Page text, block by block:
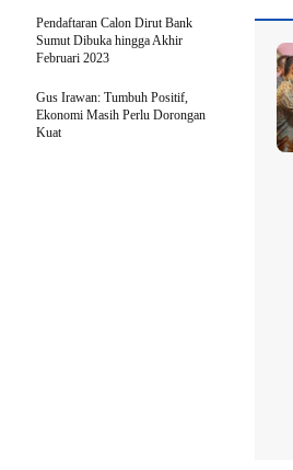
Pendaftaran Calon Dirut Bank
Sumut Dibuka hingga Akhir
Februari 2023
Gus Irawan: Tumbuh Positif,
Ekonomi Masih Perlu Dorongan
Kuat